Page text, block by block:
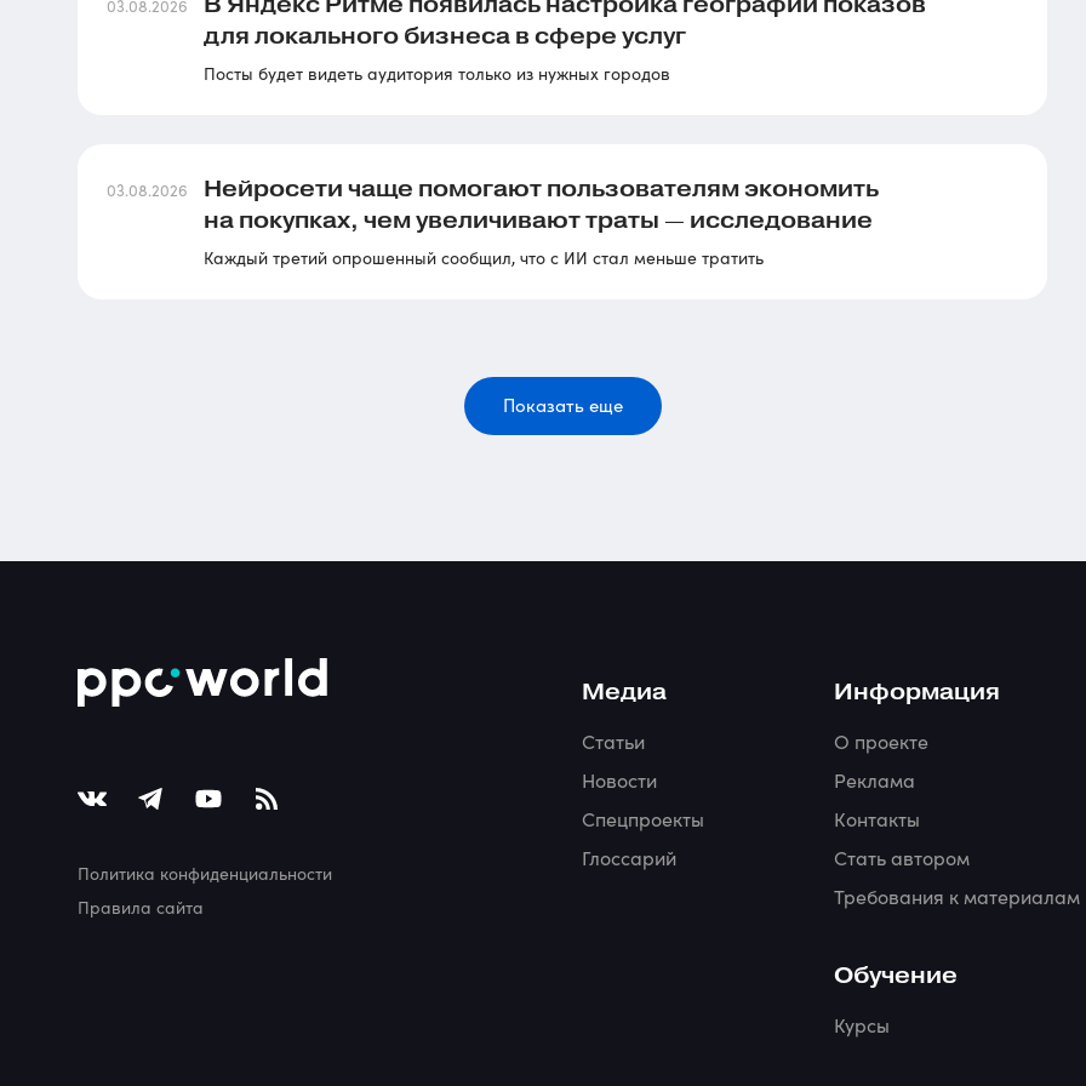
03.08.2026
для локального бизнеса в сфере услуг
Посты будет видеть аудитория только из нужных городов
03.08.2026
Нейросети чаще помогают пользователям экономить
на покупках, чем увеличивают траты — исследование
Каждый третий опрошенный сообщил, что с ИИ стал меньше тратить
Показать еще
Политика конфиденциальности
Правила сайта
Медиа
Cтатьи
Новости
Спецпроекты
Глоссарий
Информация
О проекте
Реклама
Контакты
Стать автором
Требования к материалам
Обучение
Курсы